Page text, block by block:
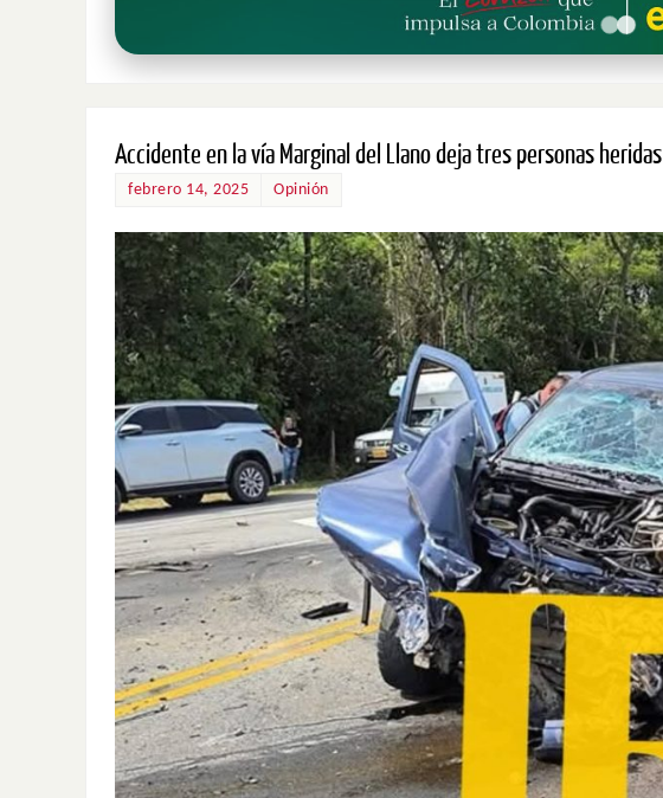
Accidente en la vía Marginal del Llano deja tres personas heridas
febrero 14, 2025 Opinión